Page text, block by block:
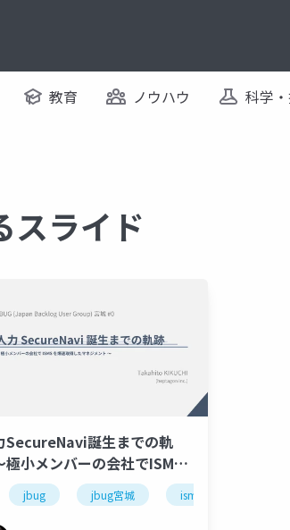
教育 ノウハウ 科学
スライド
SecureNavi誕生までの軌
極小メンバーの会社でISMS
速取得したマネジメント〜
宮城# 0@2023.03.14
jbug jbug宮城 isms